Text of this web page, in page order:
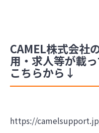
CAMEL株式会社
用・求人等が載
こちらから↓
https://